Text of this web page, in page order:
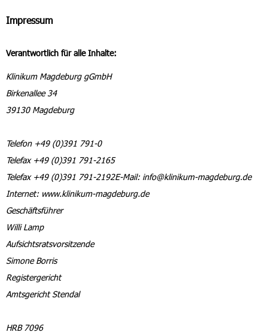
Impressum
Verantwortlich für alle Inhalte:
Klinikum Magdeburg gGmbH
Birkenallee 34
39130 Magdeburg
Telefon +49 (0)391 791-0
Telefax +49 (0)391 791-2165
Telefax +49 (0)391 791-2192E-Mail: info@klinikum-magdeburg.de
Internet: www.klinikum-magdeburg.de
Geschäftsführer
Willi Lamp
Aufsichtsratsvorsitzende
Simone Borris
Registergericht
Amtsgericht Stendal
HRB 7096